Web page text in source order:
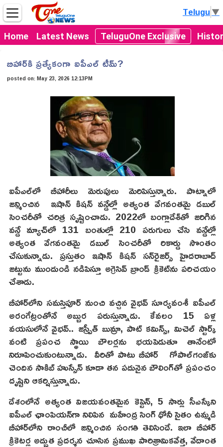
Home Latest News TeluguOne Exclusive
Telugu▼
బిహార్‌కి ప్రత్యేకంగా ఐపీఎల్ టీమ్?
posted on:May 23, 2026 12:13PM
ఐపీఎల్‌లో బీహారీలు మెరుపులు మెరిపిస్తున్నారు. పాట్నాలో
జన్మించిన ఇషాన్ కిషన్ వన్డేల్లో అత్యంత వేగవంతమై డబుల్
సెంచరీతో చరిత్ర సృష్టించాడు. 2022లో బంగ్లాదేశ్‌తో జరిగిన
వన్డే మ్యాచ్‌లో 131 బంతుల్లో 210 పరుగులు చేసి వన్డేల్లో
అత్యంత వేగవంతమై డబుల్ సెంచరీతో రికార్డు సొంతం
చేసుకున్నాడు. ప్రస్తుతం ఇషాన్ కిషన్ సన్‌రైజర్స్ హైదరాబాద్
జట్టును ముందుండి నడిపిస్తూ అగ్రెసివ్ బ్రాండ్ క్రికెట్‌ను పరిచయం
చేశాడు.
బీహార్‌లోని సమస్తిపూర్ నుంచి వచ్చిన వైభవ్ సూర్యవంశీ ఐపీఎల్
అరంగేట్రంతోనే అబ్బుర పరుస్తున్నాడు. కేవలం 15 ఏళ్ల
వయసులోనే వైభవ్.. జస్ప్రీత్ బుమ్రా, పాట్ కమిన్స్, మిచెల్ స్టార్క్
వంటి ప్రపంచ స్థాయి బౌలర్లను భయపెడుతూ తానేంటో
నిరూపించుకుంటున్నాడు. వీరితో పాటు బీహార్ గోపాల్‌గంజ్‌కు
చెందిన సాకిబ్ హుస్సేన్ కూడా తన పదునైన బౌలింగ్‌తో ప్రపంచం
దృష్టిని ఆకర్షిస్తున్నాడు.
దేశంలోనే అత్యంత విజయవంతమైన కెప్టెన్, 5 సార్లు సీఎస్కేని
ఐపీఎల్ ఛాంపియన్‌గా నిలిపిన మహేంద్ర సింగ్ ధోనీ సైతం ఉమ్మడి
బీహార్‌లోని రాంచీలో జన్మించిన సంగతి తెలిసిందే. ఇలా బీహార్
క్రికెటర్ల అద్భుత ప్రదర్శన చూసిన ప్రముఖ పారిశ్రామికవేత్త, వేదాంత